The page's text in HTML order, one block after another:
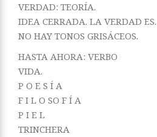
VERDAD: TEORÍA.
IDEA CERRADA. LA VERDAD ES.
NO HAY TONOS GRISÁCEOS.
HASTA AHORA: VERBO
VIDA.
P O E S Í A
F I L O SO F Í A
P I E L
TRINCHERA